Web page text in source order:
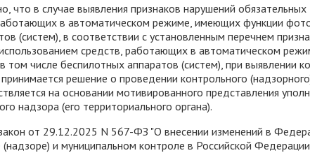
что в случае выявления признаков нарушений
в автоматическом режиме, имеющих функции
(систем), в соответствии с установленным перечнем
средств, работающих в автоматическом
том числе беспилотных аппаратов (систем), при выявлении
решение о проведении контрольного
на основании мотивированного представления
надзора (его территориального органа).
от 29.12.2025 N 567-ФЗ "О внесении изменений в
и муниципальном контроле в Российской